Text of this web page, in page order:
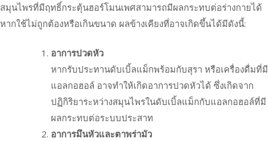
สมุนไพรที่มีฤทธิ์กระตุ้นฮอร์โมนเพศสามารถมีผลกระทบต่อร่างกายได้
หากใช้ไม่ถูกต้องหรือเกินขนาด ผลข้างเคียงที่อาจเกิดขึ้นได้มีดังนี้:
อาการปวดหัว
หากรับประทานดับเบิ้ลแม็กพร้อมกับสุรา หรือเครื่องดื่มที่มี
แอลกอฮอล์ อาจทำให้เกิดอาการปวดหัวได้ ซึ่งเกิดจาก
ปฏิกิริยาระหว่างสมุนไพรในดับเบิ้ลแม็กกับแอลกอฮอล์ที่มี
ผลกระทบต่อระบบประสาท
อาการมึนหัวและตาพร่ามัว